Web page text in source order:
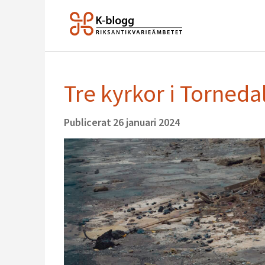
Tre kyrkor i
Publicerat 26 januari 2024